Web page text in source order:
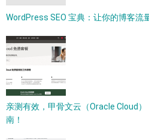
WordPress SEO 宝典：让你的博客流
亲测有效，甲骨文云（Oracle Cloud
南！